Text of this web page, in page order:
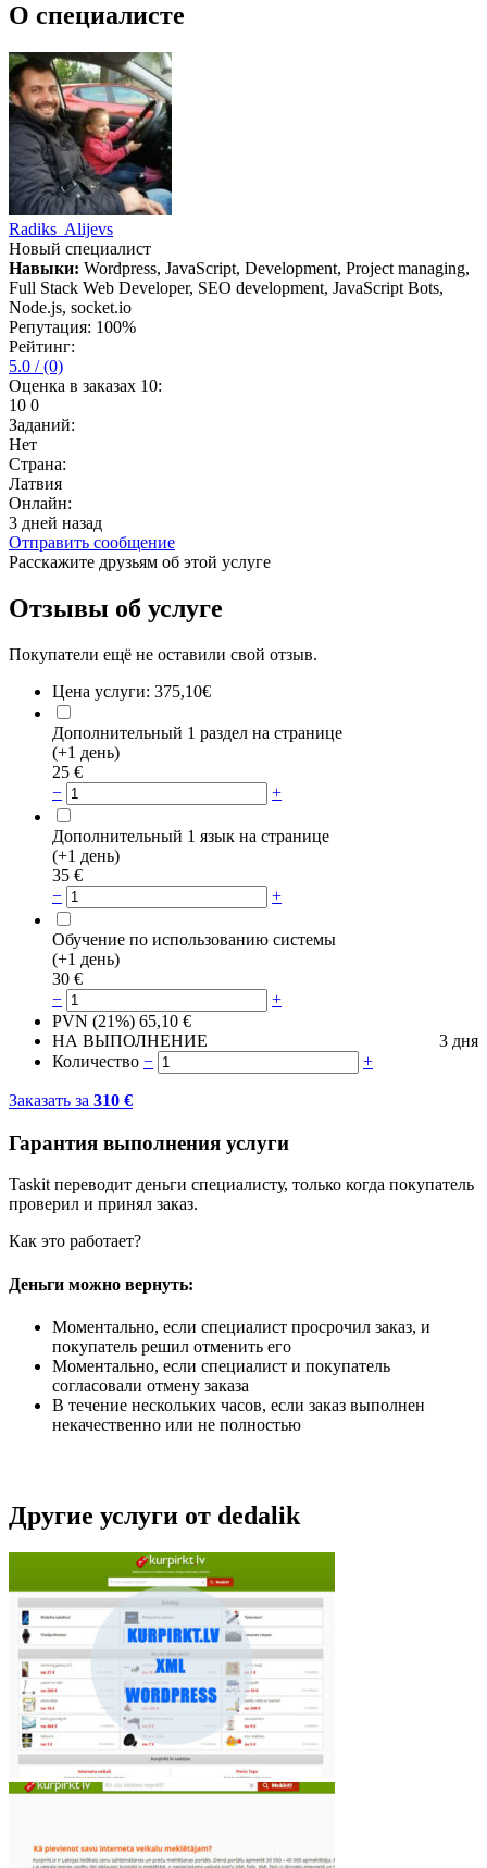
О специалисте
Radiks Alijevs
Новый специалист
Навыки: Wordpress, JavaScript, Development, Project managing,
Full Stack Web Developer, SEO development, JavaScript Bots,
Node.js, socket.io
Репутация: 100%
Рейтинг:
5.0 /(0)
Оценка в заказах 10:
10 0
Заданий:
Нет
Страна:
Латвия
Онлайн:
3 дней назад
Отправить сообщение
Расскажите друзьям об этой услуге
Отзывы об услуге
Покупатели ещё не оставили свой отзыв.
Цена услуги: 375,10€
Дополнительный 1 раздел на странице
(+1 день)
25 €
−
+
Дополнительный 1 язык на странице
(+1 день)
35 €
−
+
Обучение по использованию системы
(+1 день)
30 €
−
+
PVN (21%) 65,10 €
НА ВЫПОЛНЕНИЕ
3 дня
Количество − +
Заказать за 310 €
Гарантия выполнения услуги
Taskit переводит деньги специалисту, только когда покупатель
проверил и принял заказ.
Как это работает?
Деньги можно вернуть:
Моментально, если специалист просрочил заказ, и
покупатель решил отменить его
Моментально, если специалист и покупатель
согласовали отмену заказа
В течение нескольких часов, если заказ выполнен
некачественно или не полностью
Другие услуги от dedalik